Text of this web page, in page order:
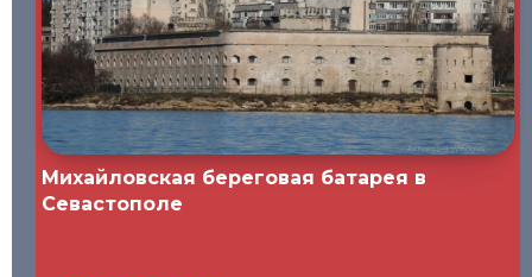
Михайловская береговая батарея в
Севастополе